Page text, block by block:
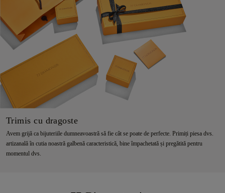
Trimis cu dragoste
Avem grijă ca bijuteriile dumneavoastră să fie cât se poate de perfecte. Primiți piesa dvs.
artizanală în cutia noastră galbenă caracteristică, bine împachetată și pregătită pentru
momentul dvs.